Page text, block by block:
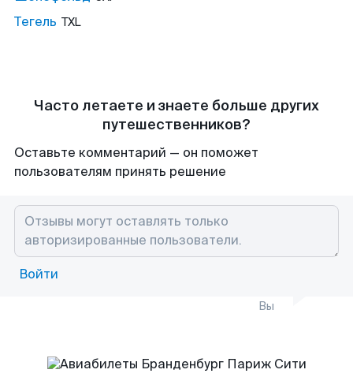
Тегель TXL
Часто летаете и знаете больше других
путешественников?
Оставьте комментарий — он поможет
пользователям принять решение
Войти
Вы